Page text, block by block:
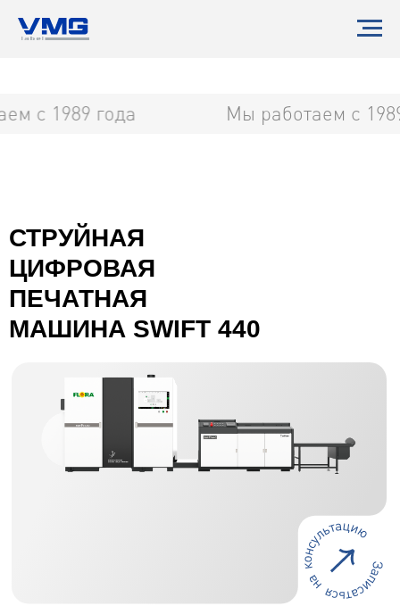
с 1989 года Мы работаем с 1989
СТРУЙНАЯ
ЦИФРОВАЯ
ПЕЧАТНАЯ
МАШИНА SWIFT 440